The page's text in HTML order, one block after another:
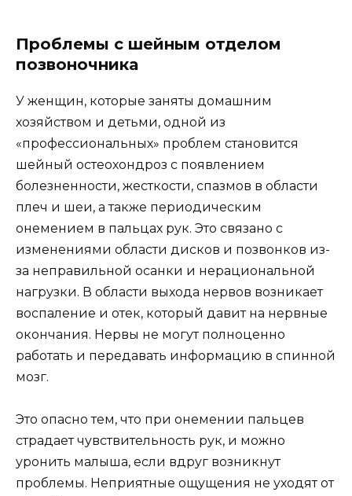
Проблемы с шейным отделом
позвоночника
У женщин, которые заняты домашним
хозяйством и детьми, одной из
«профессиональных» проблем становится
шейный остеохондроз с появлением
болезненности, жесткости, спазмов в области
плеч и шеи, а также периодическим
онемением в пальцах рук. Это связано с
изменениями области дисков и позвонков из-
за неправильной осанки и нерациональной
нагрузки. В области выхода нервов возникает
воспаление и отек, который давит на нервные
окончания. Нервы не могут полноценно
работать и передавать информацию в спинной
мозг.
Это опасно тем, что при онемении пальцев
страдает чувствительность рук, и можно
уронить малыша, если вдруг возникнут
проблемы. Неприятные ощущения не уходят от